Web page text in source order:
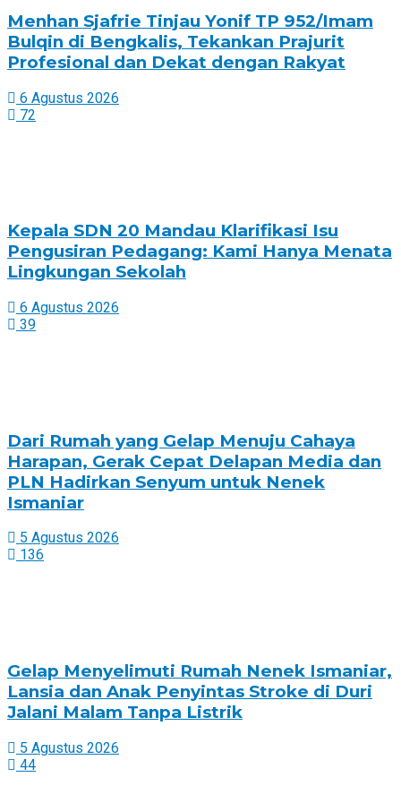
Menhan Sjafrie Tinjau Yonif TP 952/Imam
Bulqin di Bengkalis, Tekankan Prajurit
Profesional dan Dekat dengan Rakyat
6 Agustus 2026
72
Kepala SDN 20 Mandau Klarifikasi Isu
Pengusiran Pedagang: Kami Hanya Menata
Lingkungan Sekolah
6 Agustus 2026
39
Dari Rumah yang Gelap Menuju Cahaya
Harapan, Gerak Cepat Delapan Media dan
PLN Hadirkan Senyum untuk Nenek
Ismaniar
5 Agustus 2026
136
Gelap Menyelimuti Rumah Nenek Ismaniar,
Lansia dan Anak Penyintas Stroke di Duri
Jalani Malam Tanpa Listrik
5 Agustus 2026
44